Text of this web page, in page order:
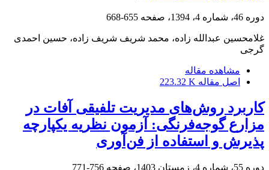
دوره 46، شماره 4، 1394، صفحه 655-668
غلامحسین عبدالله زاده، محمد شریف شریف زاده، حسین احمدی
گرجی
مشاهده مقاله
اصل مقاله 223.32 K
کاربرد روش‌های مدیریت تلفیقی آفات در
مزارع گوجه‌فرنگی: آزمون نظریه یکپارچه
پذیرش و استفاده از فن‌آوری
دوره 55، شماره 4، زمستان 1403، صفحه 756-771